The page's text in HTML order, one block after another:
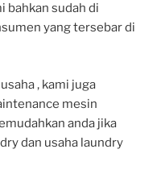
bahkan sudah di
yang tersebar di
, kami juga
mesin
anda jika
dan usaha laundry